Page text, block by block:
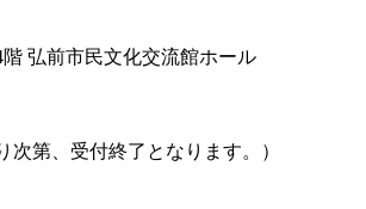
弘前市民文化交流館ホール
次第、受付終了となります。）